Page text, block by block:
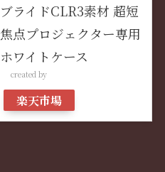
ブライドCLR3素材 超短
焦点プロジェクター専用
ホワイトケース
created by
楽天市場